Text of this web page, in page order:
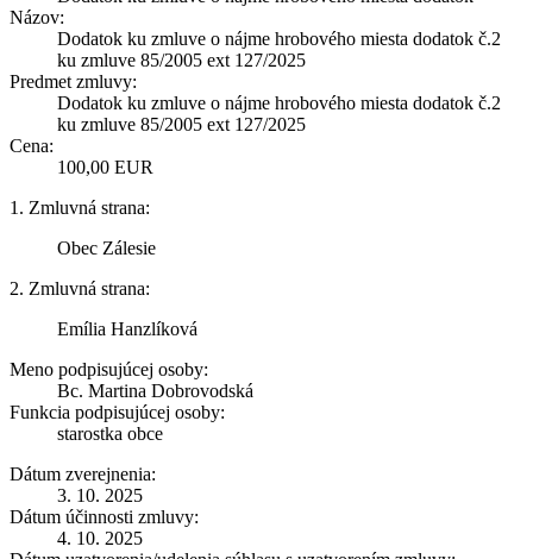
Názov:
Dodatok ku zmluve o nájme hrobového miesta dodatok č.2
ku zmluve 85/2005 ext 127/2025
Predmet zmluvy:
Dodatok ku zmluve o nájme hrobového miesta dodatok č.2
ku zmluve 85/2005 ext 127/2025
Cena:
100,00 EUR
1. Zmluvná strana:
Obec Zálesie
2. Zmluvná strana:
Emília Hanzlíková
Meno podpisujúcej osoby:
Bc. Martina Dobrovodská
Funkcia podpisujúcej osoby:
starostka obce
Dátum zverejnenia:
3. 10. 2025
Dátum účinnosti zmluvy:
4. 10. 2025